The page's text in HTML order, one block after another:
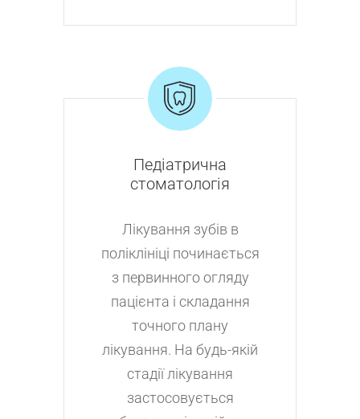
Педіатрична
стоматологія
Лікування зубів в
поліклініці починається
з первинного огляду
пацієнта і складання
точного плану
лікування. На будь-якій
стадії лікування
застосовується